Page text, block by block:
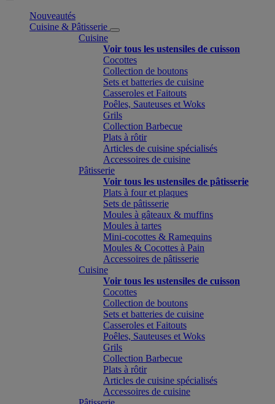
Nouveautés
Cuisine & Pâtisserie
Cuisine
Voir tous les ustensiles de cuisson
Cocottes
Collection de boutons
Sets et batteries de cuisine
Casseroles et Faitouts
Poêles, Sauteuses et Woks
Grils
Collection Barbecue
Plats à rôtir
Articles de cuisine spécialisés
Accessoires de cuisine
Pâtisserie
Voir tous les ustensiles de pâtisserie
Plats à four et plaques
Sets de pâtisserie
Moules à gâteaux & muffins
Moules à tartes
Mini-cocottes & Ramequins
Moules & Cocottes à Pain
Accessoires de pâtisserie
Cuisine
Voir tous les ustensiles de cuisson
Cocottes
Collection de boutons
Sets et batteries de cuisine
Casseroles et Faitouts
Poêles, Sauteuses et Woks
Grils
Collection Barbecue
Plats à rôtir
Articles de cuisine spécialisés
Accessoires de cuisine